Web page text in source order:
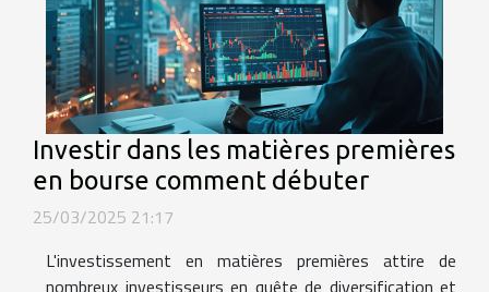
Investir dans les matières premières
en bourse comment débuter
25/03/2025 21:17
L'investissement en matières premières attire de
nombreux investisseurs en quête de diversification et